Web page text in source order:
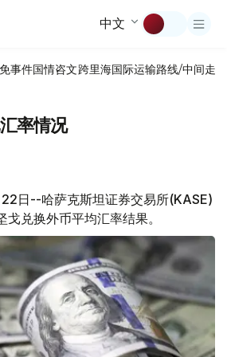
中文
事件国情咨文跨里海国际运输路线/中间走廊
率情况
日--哈萨克斯坦证券交易所(KASE)
兑换外币平均汇率结果。